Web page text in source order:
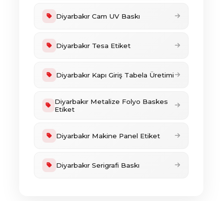
Diyarbakır Cam UV Baskı
Diyarbakır Tesa Etiket
Diyarbakır Kapı Giriş Tabela Üretimi
Diyarbakır Metalize Folyo Baskes
Etiket
Diyarbakır Makine Panel Etiket
Diyarbakır Serigrafi Baskı